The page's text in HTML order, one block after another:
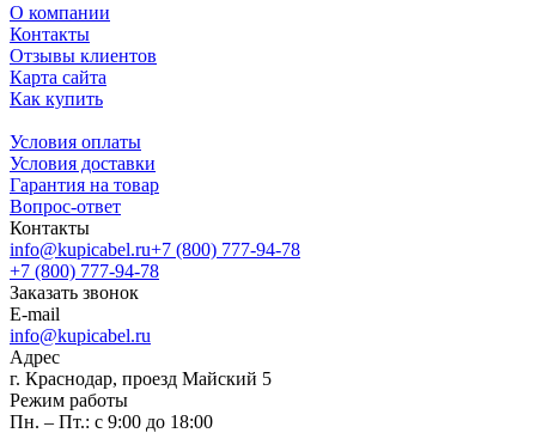
О компании
Контакты
Отзывы клиентов
Карта сайта
Как купить
Условия оплаты
Условия доставки
Гарантия на товар
Вопрос-ответ
Контакты
info@kupicabel.ru+7 (800) 777-94-78
+7 (800) 777-94-78
Заказать звонок
E-mail
info@kupicabel.ru
Адрес
г. Краснодар, проезд Майский 5
Режим работы
Пн. – Пт.: с 9:00 до 18:00